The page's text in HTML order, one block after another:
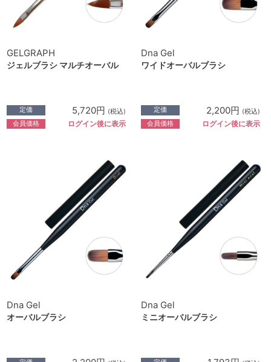
GELGRAPH
ジェルブラシ マルチオーバル
定価 5,720円 (税込)
会員価格 ログイン後に表示
Dna Gel
ワイドオーバルブラシ
定価 2,200円 (税込)
会員価格 ログイン後に表示
Dna Gel
オーバルブラシ
Dna Gel
ミニオーバルブラシ